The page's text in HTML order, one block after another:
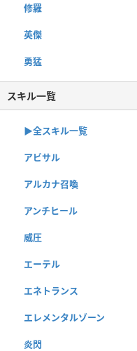
修羅
英傑
勇猛
スキル一覧
▶︎全スキル一覧
アビサル
アルカナ召喚
アンチヒール
威圧
エーテル
エネトランス
エレメンタルゾーン
炎閃